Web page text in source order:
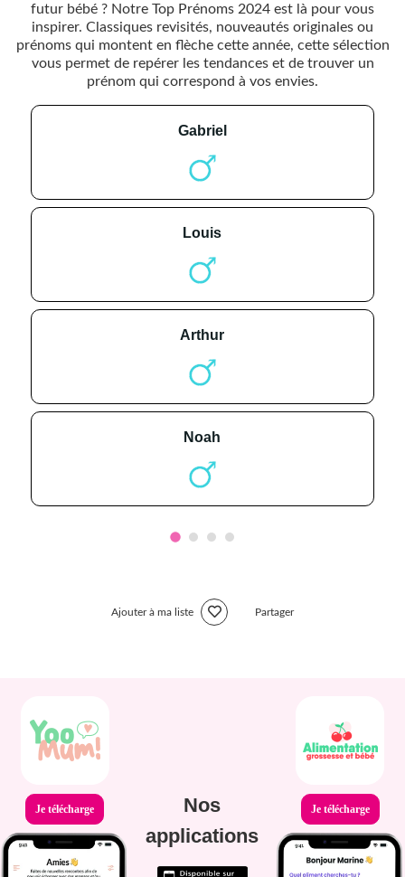
futur bébé ? Notre Top Prénoms 2024 est là pour vous
inspirer. Classiques revisités, nouveautés originales ou
prénoms qui montent en flèche cette année, cette sélection
vous permet de repérer les tendances et de trouver un
prénom qui correspond à vos envies.
gabriel
louis
arthur
noah
Ajouter à ma liste Partager
Je télécharge
Nos
applications
Je télécharge